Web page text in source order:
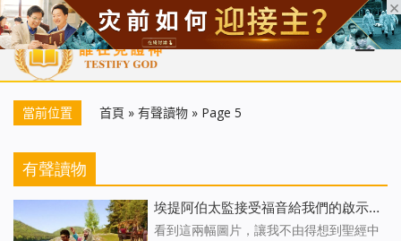
首頁 每日靈糧 天國福音 基督徒見證 信仰解答 聖經
當前位置 首頁 » 有聲讀物 » Page 5
有聲讀物
埃提阿伯太監接受福音給我們的啟示（有聲讀物）
看到這兩幅圖片，讓我不由得想到聖經中